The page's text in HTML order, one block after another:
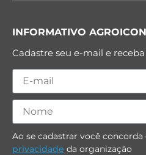
INFORMATIVO
Cadastre seu e-mail e
Ao se cadastrar você concorda
privacidade da organização